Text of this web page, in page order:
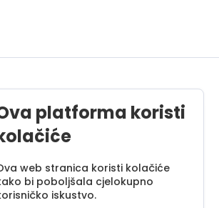
Pon - Pet od 08 do 17h
Sub od 10 do 17h
Nedjelja - neradni dan
platforma koristi
web stranica koristi kolačiće
bi poboljšala cjelokupno
iskustvo.